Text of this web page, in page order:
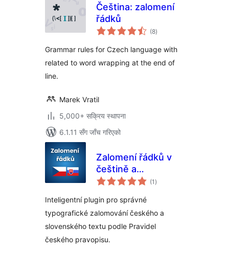
Čeština: zalomení
řádků
(8कुल
रेटिङ्गहरू
)
Grammar rules for Czech language with
related to word wrapping at the end of
line.
Marek Vratil
5,000+ सक्रिय स्थापना
6.1.11 सँग जाँच गरिएको
Zalomení řádků v
češtině a
slovenčine
(1 कुल
रेटिङ्गहरू
)
Inteligentní plugin pro správné
typografické zalomování českého a
slovenského textu podle Pravidel
českého pravopisu.